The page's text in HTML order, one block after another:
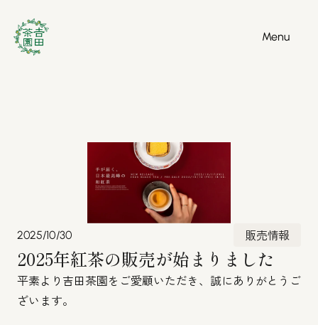
Menu
2025/10/30 販売情報
2025年紅茶の販売が始まりました
平素より吉田茶園をご愛顧いただき、誠にありがとうご
ざいます。